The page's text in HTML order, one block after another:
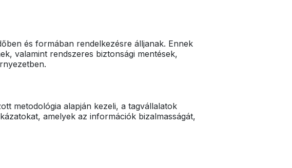
és formában rendelkezésre álljanak. Ennek
valamint rendszeres biztonsági mentések,
metodológia alapján kezeli, a tagvállalatok
amelyek az információk bizalmasságát,